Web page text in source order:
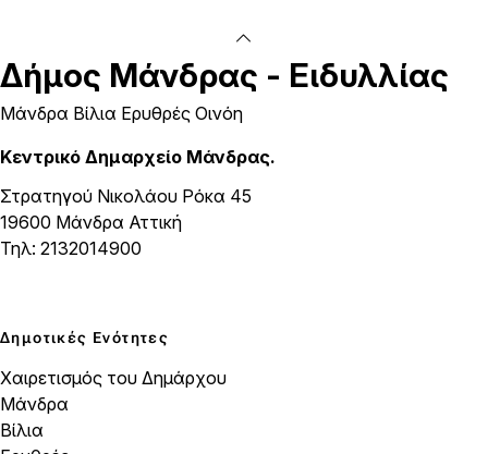
Δήμος Μάνδρας - Ειδυλλίας
Μάνδρα Βίλια Ερυθρές Οινόη
Κεντρικό Δημαρχείο Μάνδρας.
Στρατηγού Νικολάου Ρόκα 45
19600 Μάνδρα Αττική
Τηλ: 2132014900
Δημοτικές Ενότητες
Χαιρετισμός του Δημάρχου
Μάνδρα
Βίλια